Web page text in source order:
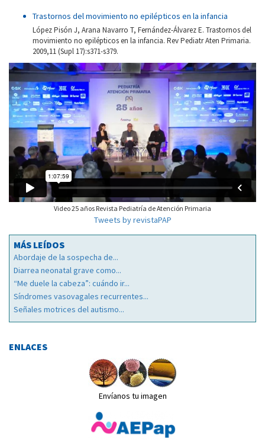
Trastornos del movimiento no epilépticos en la infancia
López Pisón J, Arana Navarro T, Fernández-Álvarez E. Trastornos del
movimiento no epilépticos en la infancia. Rev Pediatr Aten Primaria.
2009,11 (Supl 17):s371-s379.
Video 25 años Revista Pediatría de Atención Primaria
Tweets by revistaPAP
MÁS LEÍDOS
Abordaje de la sospecha de...
Diarrea neonatal grave como...
“Me duele la cabeza”: cuándo ir...
Síndromes vasovagales recurrentes...
Señales motrices del autismo...
ENLACES
Envíanos tu imagen